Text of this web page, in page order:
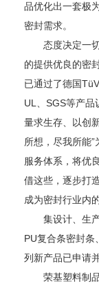
品优化出一套极
密封需求。
态度决定一切
的提供优良的密
已通过了德国
UL、SGS等产品
量求生存、以创
所想，尽我所能
服务体系，将优
借这些，逐步打
成为密封行业内
集设计、生产
PU复合条密封条
列新产品已申请
荣基塑料制品